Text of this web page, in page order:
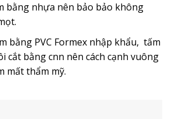
bằng nhựa nên bảo bảo không
bằng PVC Formex nhập khẩu, tấm
cắt bằng cnn nên cách cạnh vuông
mất thẩm mỹ.